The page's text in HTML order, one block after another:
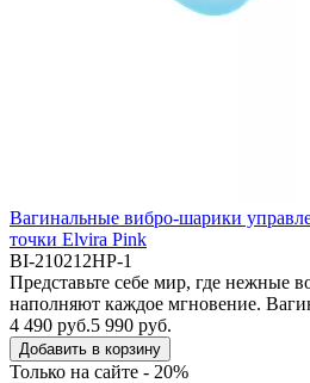
Вагинальные вибро-шарики
точки Elvira Pink
BI-210212HP-1
Представьте себе мир, где нежные
наполняют каждое мгновение.
4 490 руб.5 990 руб.
Добавить в корзину
Только на сайте - 20%